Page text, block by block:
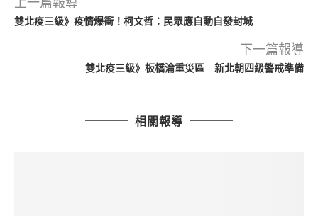
雙北疫三級》疫情爆衝！柯文哲：民眾應自動自發封城
下一篇報導
雙北疫三級》板橋淪重災區 新北朝四級警戒準備
相關報導